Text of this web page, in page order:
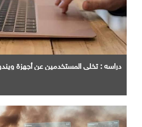
دراسه : تخلي المستخدمين عن أجهزة